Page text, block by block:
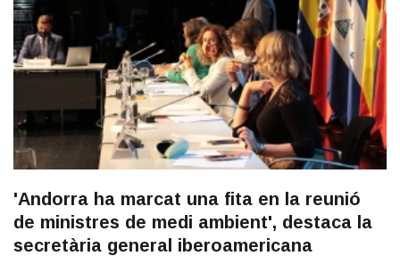
'Andorra ha marcat una fita en la reunió
de ministres de medi ambient', destaca la
secretària general iberoamericana